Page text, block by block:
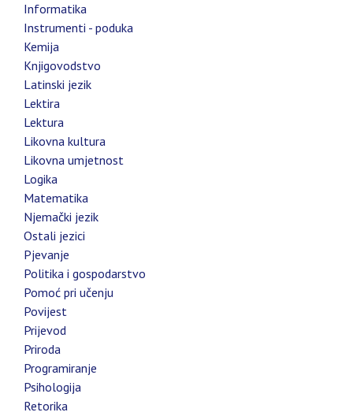
Informatika
Instrumenti - poduka
Kemija
Knjigovodstvo
Latinski jezik
Lektira
Lektura
Likovna kultura
Likovna umjetnost
Logika
Matematika
Njemački jezik
Ostali jezici
Pjevanje
Politika i gospodarstvo
Pomoć pri učenju
Povijest
Prijevod
Priroda
Programiranje
Psihologija
Retorika